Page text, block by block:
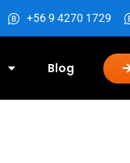
+56 9 4270 1729
Blog